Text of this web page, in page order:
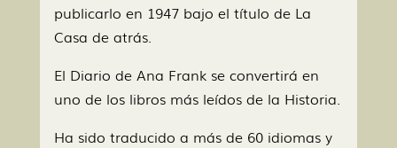
publicarlo en 1947 bajo el título de La
Casa de atrás.
El Diario de Ana Frank se convertirá en
uno de los libros más leídos de la Historia.
Ha sido traducido a más de 60 idiomas y